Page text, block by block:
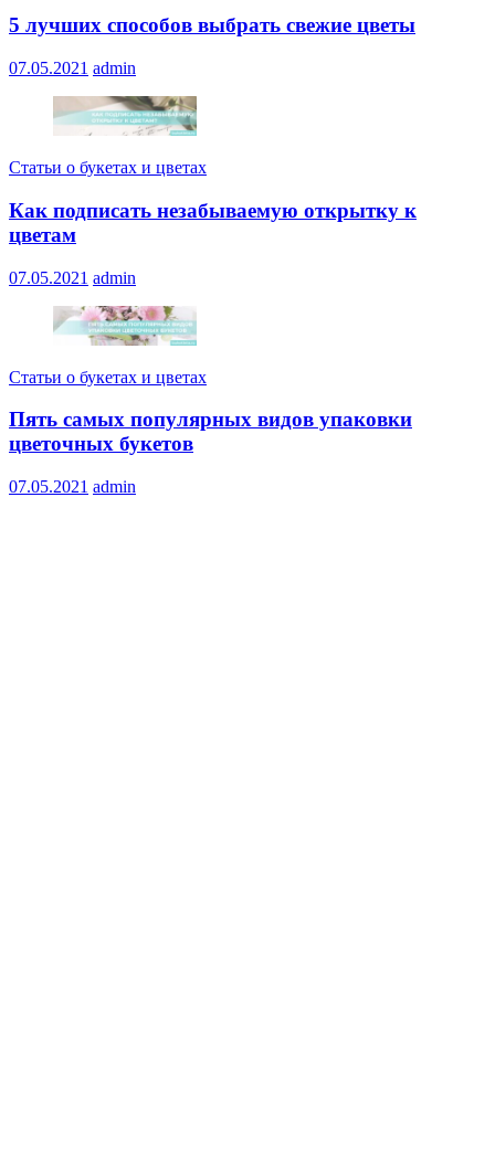
5 лучших способов выбрать свежие цветы
07.05.2021 admin
Статьи о букетах и цветах
Как подписать незабываемую открытку к
цветам
07.05.2021 admin
Статьи о букетах и цветах
Пять самых популярных видов упаковки
цветочных букетов
07.05.2021 admin